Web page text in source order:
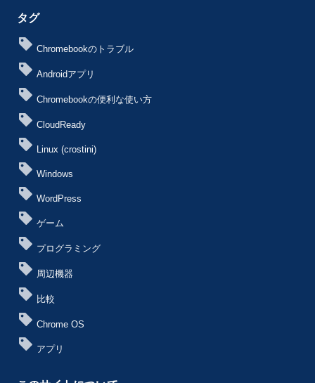
タグ
Chromebookのトラブル
Androidアプリ
Chromebookの便利な使い方
CloudReady
Linux (crostini)
Windows
WordPress
ゲーム
プログラミング
周辺機器
比較
Chrome OS
アプリ